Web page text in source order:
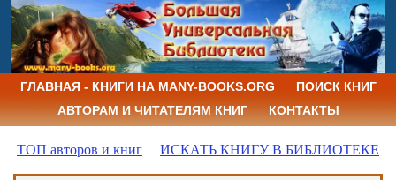
ГЛАВНАЯ - КНИГИ НА MANY-BOOKS.ORG
ПОИСК КНИГ
АВТОРАМ И ЧИТАТЕЛЯМ КНИГ
КОНТАКТЫ
ТОП авторов и книг ИСКАТЬ КНИГУ В БИБЛИОТЕКЕ